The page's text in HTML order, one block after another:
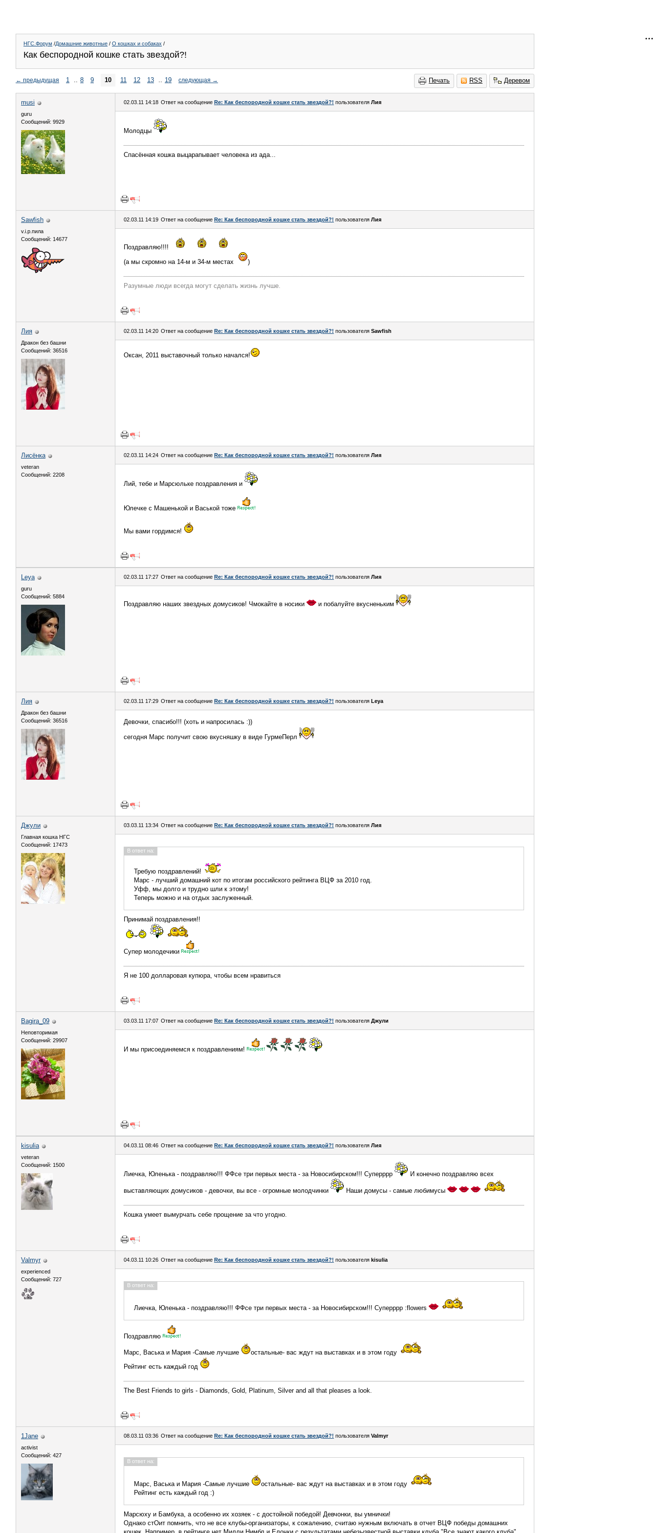
НГС.Форум /Домашние животные / О кошках и собаках /
Как беспородной кошке стать звездой?!
Печать RSS Деревом
← предыдущая 1 .. 8 9 10 11 12 13 .. 19 следующая →
musi
guru
Сообщений: 9929
02.03.11 14:18 Ответ на сообщение Re: Как беспородной кошке стать звездой?! пользователя Лия
Молодцы
Спасённая кошка выцарапывает человека из ада...
Sawfish
v.i.p.пила
Сообщений: 14677
02.03.11 14:19 Ответ на сообщение Re: Как беспородной кошке стать звездой?! пользователя Лия
Поздравляю!!!!
(а мы скромно на 14-м и 34-м местах
)
Разумные люди всегда могут сделать жизнь лучше.
Лия
Дракон без башни
Сообщений: 36516
02.03.11 14:20 Ответ на сообщение Re: Как беспородной кошке стать звездой?! пользователя Sawfish
Оксан, 2011 выставочный только начался!
Лисёнка
veteran
Сообщений: 2208
02.03.11 14:24 Ответ на сообщение Re: Как беспородной кошке стать звездой?! пользователя Лия
Лий, тебе и Марсюльке поздравления и
Юлечке с Машенькой и Васькой тоже
Мы вами гордимся!
Leya
guru
Сообщений: 5884
02.03.11 17:27 Ответ на сообщение Re: Как беспородной кошке стать звездой?! пользователя Лия
Поздравляю наших звездных домусиков! Чмокайте в носики и побалуйте вкусненьким
Лия
Дракон без башни
Сообщений: 36516
02.03.11 17:29 Ответ на сообщение Re: Как беспородной кошке стать звездой?! пользователя Leya
Девочки, спасибо!!! (хоть и напросилась :))
сегодня Марс получит свою вкусняшку в виде ГурмеПерл
Джули
Главная кошка НГС
Сообщений: 17473
03.03.11 13:34 Ответ на сообщение Re: Как беспородной кошке стать звездой?! пользователя Лия
В ответ на:
Требую поздравлений!
Марс - лучший домашний кот по итогам российского рейтинга ВЦФ за 2010 год.
Уфф, мы долго и трудно шли к этому!
Теперь можно и на отдых заслуженный.
Принимай поздравления!!
Супер молодечики
Я не 100 долларовая купюра, чтобы всем нравиться
Bagira_09
Неповторимая
Сообщений: 29907
03.03.11 17:07 Ответ на сообщение Re: Как беспородной кошке стать звездой?! пользователя Джули
И мы присоединяемся к поздравлениям!
kisulia
veteran
Сообщений: 1500
04.03.11 08:46 Ответ на сообщение Re: Как беспородной кошке стать звездой?! пользователя Лия
Лиечка, Юленька - поздравляю!!! ФФсе три первых места - за Новосибирском!!! Суперррр И конечно поздравляю всех
выставляющих домусиков - девочки, вы все - огромные молодчинки Наши домусы - самые любимусы
Кошка умеет вымурчать себе прощение за что угодно.
Valmyr
experienced
Сообщений: 727
04.03.11 10:26 Ответ на сообщение Re: Как беспородной кошке стать звездой?! пользователя kisulia
В ответ на:
Лиечка, Юленька - поздравляю!!! ФФсе три первых места - за Новосибирском!!! Суперррр :flowers
Поздравляю
Марс, Васька и Мария -Самые лучшие
остальные- вас ждут на выставках и в этом году
Рейтинг есть каждый год
The Best Friends to girls - Diamonds, Gold, Platinum, Silver and all that pleases a look.
1Jane
activist
Сообщений: 427
08.03.11 03:36 Ответ на сообщение Re: Как беспородной кошке стать звездой?! пользователя Valmyr
В ответ на:
Марс, Васька и Мария -Самые лучшие
остальные- вас ждут на выставках и в этом году
Рейтинг есть каждый год :)
Марсюху и Бамбука, а особенно их хозяек - с достойной победой! Девчонки, вы умнички!
Однако стОит помнить, что не все клубы-организаторы, к сожалению, считаю нужным включать в отчет ВЦФ победы домашних